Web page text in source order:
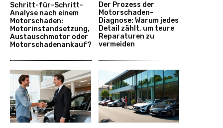
Schritt-für-Schritt-
Analyse nach einem
Motorschaden:
Motorinstandsetzung,
Austauschmotor oder
Motorschadenankauf?
Der Prozess der
Motorschaden-
Diagnose: Warum jedes
Detail zählt, um teure
Reparaturen zu
vermeiden